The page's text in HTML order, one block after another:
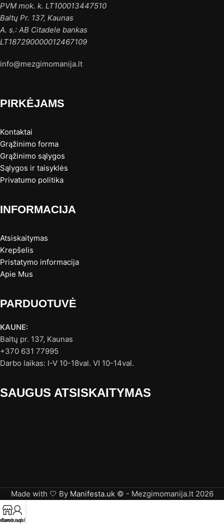
PVM mok. k. LT100013447510
Baltų Pr. 137, Kaunas
A. s.: AB Citadele bankas
LT187290000012467109
info@mezgimomanija.lt
PIRKĖJAMS
Kontaktai
Grąžinimo forma
Grąžinimo sąlygos
Sąlygos ir taisyklės
Privatumo politika
INFORMACIJA
Atsiskaitymas
Krepšelis
Pristatymo informacija
Apie Mus
PARDUOTUVĖ
KAUNE:
Baltų pr. 137, Kaunas
+370 631 77995
Darbo laikas: I-V 10-18val. VI 10-14val.
SAUGUS ATSISKAITYMAS
Made with 🤍 By Manifesta.uk© - Mezgimomanija.lt 2026
sąskaita